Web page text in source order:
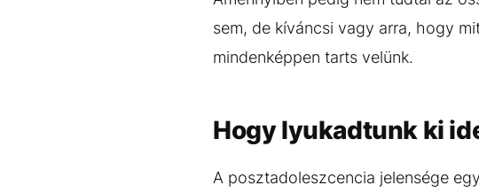
sem, de kíváncsi vagy arra, hogy
mindenképpen tarts velünk.
Hogy lyukadtunk ki
A posztadoleszcencia jelensége